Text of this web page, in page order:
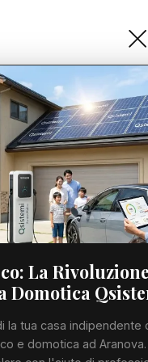
DI MANO: TELEMEDICINA E
Home
Cronaca
Viabilità
Utilità
Meteo
Eventi
La
Domotica
la tua casa indipendente
e domotica ad Aranova.